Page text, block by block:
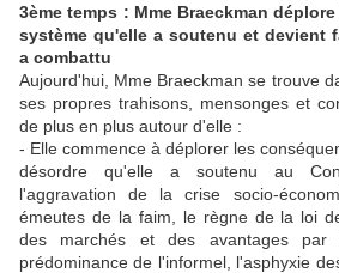
3ème temps : Mme Braeckman
système qu'elle a soutenu et devient
a combattu
Aujourd'hui, Mme Braeckman se trouve
ses propres trahisons, mensonges et
de plus en plus autour d'elle :
- Elle commence à déplorer les
désordre qu'elle a soutenu au
l'aggravation de la crise socio-
émeutes de la faim, le règne de la loi
des marchés et des avantages par
prédominance de l'informel, l'asphyxie